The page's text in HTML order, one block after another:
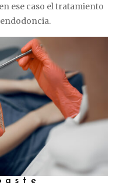
ese caso el tratamiento